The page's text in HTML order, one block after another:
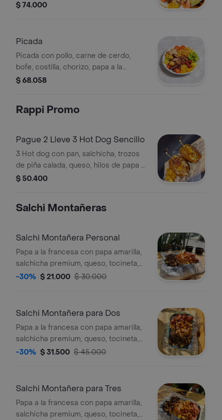
francesa, platanitos, papa amarilla,
$ 74.000
Picada
Picada con pollo, carne de cerdo,
bofe, costilla, chorizo, papa a la
francesa, platanitos verdes, papa
$ 68.058
Rappi Promo
Pague 2 Lleve 3 Hot Dog Sencillo
3 Hot dog con pan, salchicha, trozos
de piña calada, queso, hilos de papa y
salsa de la casa.
$ 50.400
Salchi Montañeras
Salchi Montañera Personal
Papa a la francesa con papa amarilla,
salchicha premium, queso, tocineta,
chorizo, carne, maduro, hilos de papa
-30% $ 21.000 $ 30.000
Salchi Montañera para Dos
Papa a la francesa con papa amarilla,
salchicha premium, queso, tocineta,
chorizo, carne, maduro, hilos de papa
-30% $ 31.500 $ 45.000
Salchi Montañera para Tres
Papa a la francesa con papa amarilla,
salchicha premium, queso, tocineta,